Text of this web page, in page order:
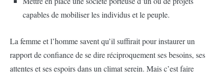
capables de mobiliser les individus et le peuple.
La femme et l’homme savent qu’il suffirait pour instaurer un
rapport de confiance de se dire réciproquement ses besoins, ses
attentes et ses espoirs dans un climat serein. Mais c’est faire